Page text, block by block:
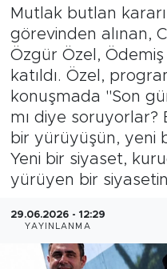
Mutlak butlan
görevinden alınan,
Özgür Özel,
katıldı. Özel,
konuşmada "Son
mı diye soruyorlar?
bir yürüyüşün, yeni
Yeni bir siyaset,
yürüyen bir
29.06.2026 - 12:29
YAYINLANMA